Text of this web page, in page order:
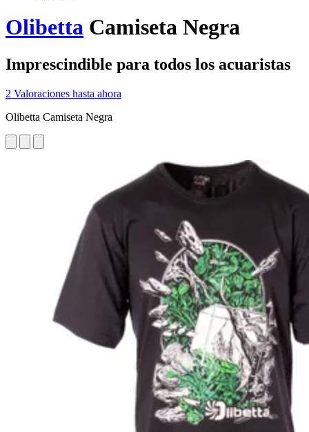
Olibetta Camiseta Negra
Imprescindible para todos los acuaristas
2 Valoraciones hasta ahora
Olibetta Camiseta Negra